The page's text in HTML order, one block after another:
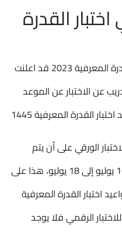
القدرة
لكل من يسأل عن مواعيد اختبار القدرة المعرفية 2023 قد اعلنت
عن الاختبار عن الموعد
القدرة المعرفية 1445
وذلك للاختبار الورقي على أن يتم
الاختبار فعليا ويعقد في الموافق 16 يوليو إلى 18 يوليو، هذا على
اختبار القدرة المعرفية
للاختبار الرقمي فلا يوجد